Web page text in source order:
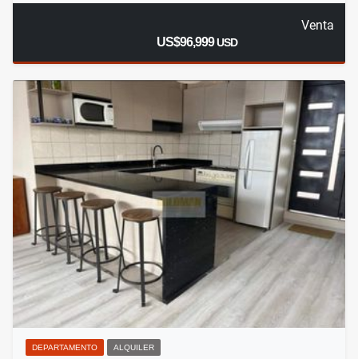
Venta
US$96,999USD
DEPARTAMENTO ALQUILER